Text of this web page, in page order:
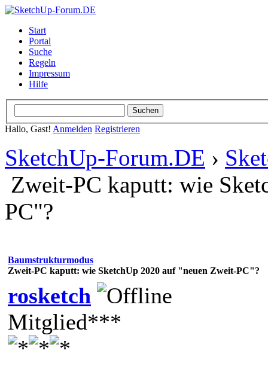
Start
Portal
Suche
Regeln
Impressum
Hilfe
Hallo, Gast! Anmelden Registrieren
SketchUp-Forum.DE ›
Zweit-PC kaputt: wie
PC"?
Baumstrukturmodus
Zweit-PC kaputt: wie SketchUp 2020 auf "neuen Zweit-PC"?
rosketch
Mitglied***